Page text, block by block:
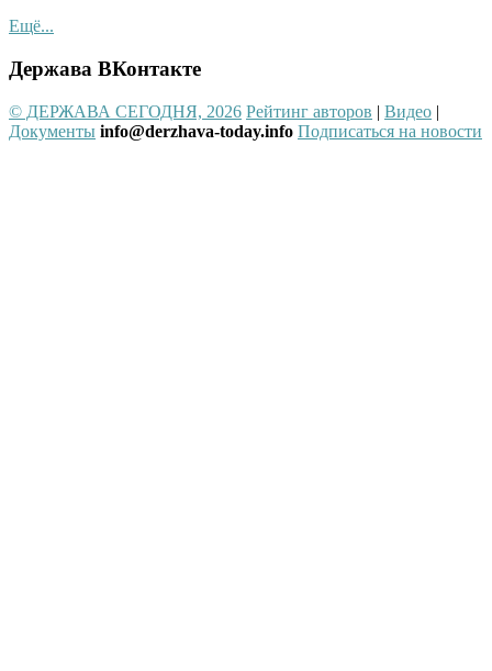
Ещё...
Держава ВКонтакте
© ДЕРЖАВА СЕГОДНЯ, 2026 Рейтинг авторов | Видео |
Документы info@derzhava-today.info Подписаться на новости